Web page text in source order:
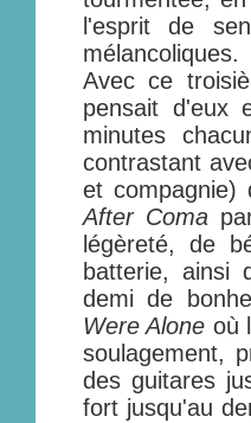
l'esprit de
mélancoliques.
Avec ce
pensait d'eux
minutes
contrastant
et
After Comapar
légèreté, de
batterie, ainsi
demi de
Were Alone où
soulagement,
des guitares
fort jusqu'au